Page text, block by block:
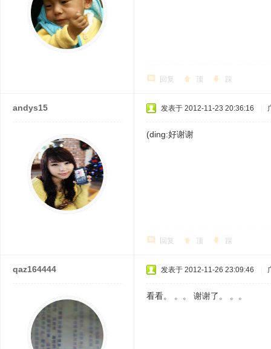
回复 顶 踩
andys15 发表于 2012-11-23 20:36:16
(ding:好谢谢
回复 顶 踩
qaz164444 发表于 2012-11-26 23:09:46
看看。 。。 谢谢了。 。。